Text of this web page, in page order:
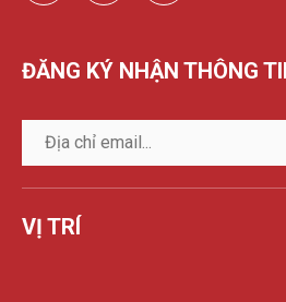
ĐĂNG KÝ NHẬN THÔNG
VỊ TRÍ